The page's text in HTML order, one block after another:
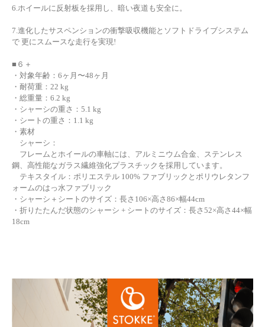
6.ホイールに反射板を採用し、暗い夜道も安全に。
7.進化したサスペンションの衝撃吸収機能とソフトドライブシステム
で 更にスムースな走行を実現!
■６＋
・対象年齢：6ヶ月〜48ヶ月
・耐荷重：22 kg
・総重量：6.2 kg
・シャーシの重さ：5.1 kg
・シートの重さ：1.1 kg
・素材
シャーシ：
フレームとホイールの車軸には、アルミニウム合金、ステンレス
鋼、高性能なガラス繊維強化プラスチックを採用しています。
テキスタイル：ポリエステル 100% ファブリックとポリウレタンフ
ォームのはっ水ファブリック
・シャーシ＋シートのサイズ：長さ106×高さ86×幅44cm
・折りたたんだ状態のシャーシ + シートのサイズ：長さ52×高さ44×幅
18cm